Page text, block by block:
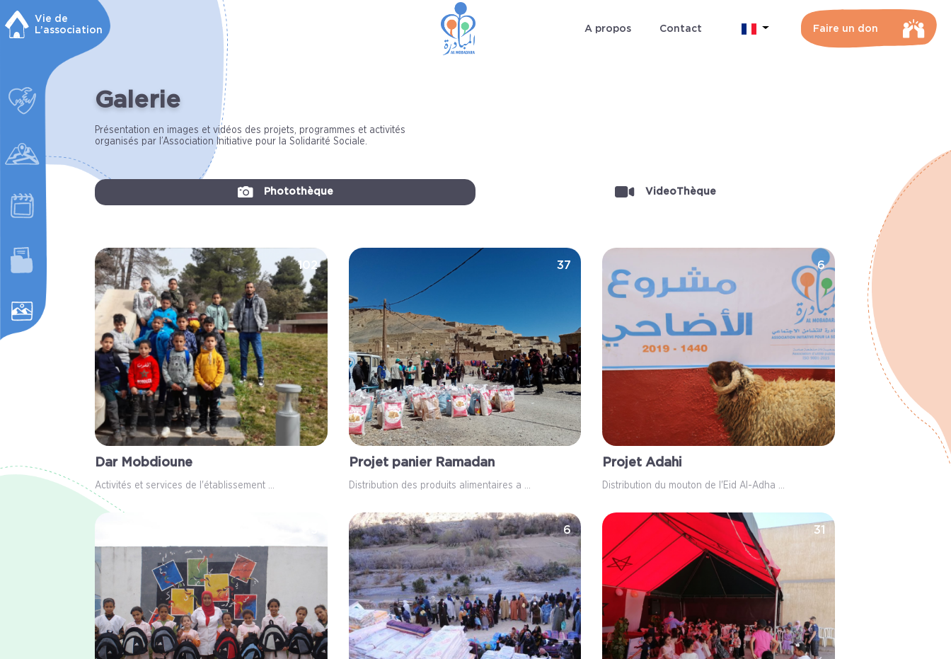
Vie de
L’association
A propos Contact Faire un don
Galerie
Présentation en images et vidéos des projets, programmes et activités
organisés par l’Association Initiative pour la Solidarité Sociale.
Photothèque VideoThèque
102
Dar Mobdioune
Activités et services de l'établissement ...
37
Projet panier Ramadan
Distribution des produits alimentaires a ...
6
Projet Adahi
Distribution du mouton de l'Eid Al-Adha ...
6 31